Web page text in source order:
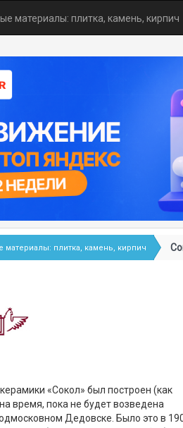
материалы: плитка, камень, кирпич
плитка, камень, кирпич
«Сокол» был построен (как
время, пока не будет возведена
Дедовске. Было это в